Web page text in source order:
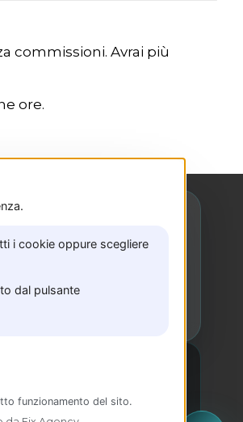
commissioni. Avrai più
ore.
Bellizzi
i cookie oppure scegliere
dal pulsante
funzionamento del sito.